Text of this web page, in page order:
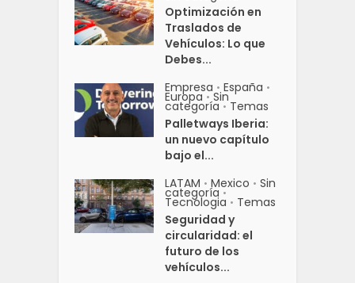
Optimización en
Traslados de
Vehículos: Lo que
Debes...
Empresa • España •
Europa • Sin
categoría • Temas
Palletways Iberia:
un nuevo capítulo
bajo el...
LATAM • Mexico • Sin
categoría •
Tecnologia • Temas
Seguridad y
circularidad: el
futuro de los
vehículos...